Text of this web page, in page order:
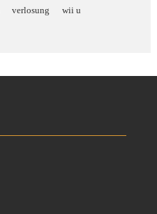
verlosung wii u